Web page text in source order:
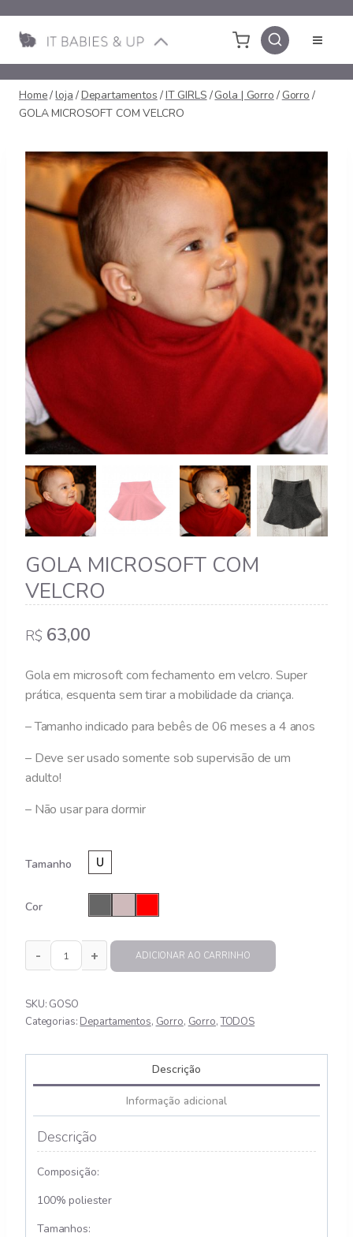
para
Conteúdo
Home/loja /Departamentos /IT GIRLS /Gola | Gorro / Gorro /
GOLA MICROSOFT COM VELCRO
GOLA MICROSOFT COM
VELCRO
R$63,00
Gola em microsoft com fechamento em velcro. Super
prática, esquenta sem tirar a mobilidade da criança.
– Tamanho indicado para bebês de 06 meses a 4 anos
– Deve ser usado somente sob supervisão de um
adulto!
– Não usar para dormir
Tamanho
Cor
GOLA MICROSOFT COM VELCRO quantidade
ADICIONAR AO CARRINHO
SKU: GOSO
Categorias: Departamentos, Gorro, Gorro,TODOS
Descrição
Informação adicional
Descrição
Composição:
100% poliester
Tamanhos: